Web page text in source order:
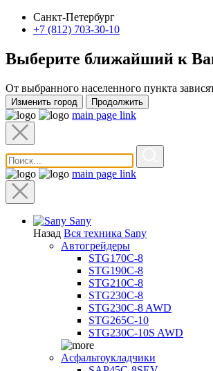
Санкт-Петербург
+7 (812) 703-30-10
Выберите ближайший к
От выбранного населенного пункта
Изменить город Продолжить
main page link
main page link
Sany
Назад Вся техника Sany
Автогрейдеры
STG170C-8
STG190C-8
STG210C-8
STG230C-8
STG230C-8 AWD
STG265C-10
STG230C-10S AWD
Асфальтоукладчики